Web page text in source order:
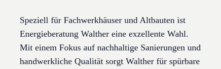
Speziell für Fachwerkhäuser und Altbauten ist
Energieberatung Walther eine exzellente Wahl.
Mit einem Fokus auf nachhaltige Sanierungen und
handwerkliche Qualität sorgt Walther für spürbare